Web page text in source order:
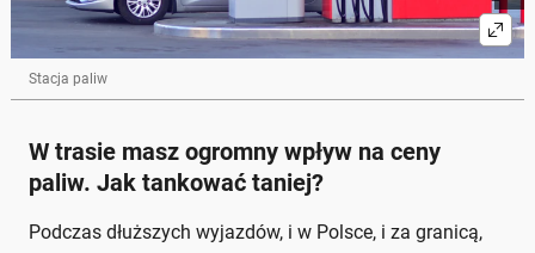
Stacja paliw
W trasie masz ogromny wpływ na ceny
paliw. Jak tankować taniej?
Podczas dłuższych wyjazdów, i w Polsce, i za granicą,